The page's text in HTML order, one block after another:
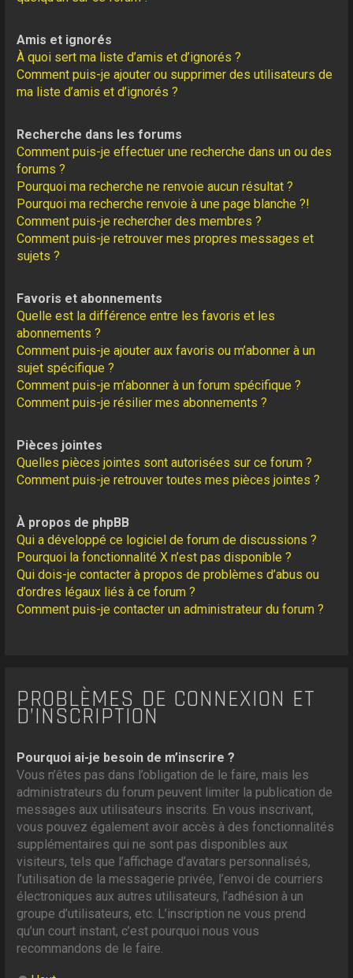
Amis et ignorés
À quoi sert ma liste d’amis et d’ignorés ?
Comment puis-je ajouter ou supprimer des utilisateurs de
ma liste d’amis et d’ignorés ?
Recherche dans les forums
Comment puis-je effectuer une recherche dans un ou des
forums ?
Pourquoi ma recherche ne renvoie aucun résultat ?
Pourquoi ma recherche renvoie à une page blanche ?!
Comment puis-je rechercher des membres ?
Comment puis-je retrouver mes propres messages et
sujets ?
Favoris et abonnements
Quelle est la différence entre les favoris et les
abonnements ?
Comment puis-je ajouter aux favoris ou m’abonner à un
sujet spécifique ?
Comment puis-je m’abonner à un forum spécifique ?
Comment puis-je résilier mes abonnements ?
Pièces jointes
Quelles pièces jointes sont autorisées sur ce forum ?
Comment puis-je retrouver toutes mes pièces jointes ?
À propos de phpBB
Qui a développé ce logiciel de forum de discussions ?
Pourquoi la fonctionnalité X n’est pas disponible ?
Qui dois-je contacter à propos de problèmes d’abus ou
d’ordres légaux liés à ce forum ?
Comment puis-je contacter un administrateur du forum ?
PROBLÈMES DE CONNEXION ET
D’INSCRIPTION
Pourquoi ai-je besoin de m’inscrire ?
Vous n’êtes pas dans l’obligation de le faire, mais les
administrateurs du forum peuvent limiter la publication de
messages aux utilisateurs inscrits. En vous inscrivant,
vous pouvez également avoir accès à des fonctionnalités
supplémentaires qui ne sont pas disponibles aux
visiteurs, tels que l’affichage d’avatars personnalisés,
l’utilisation de la messagerie privée, l’envoi de courriers
électroniques aux autres utilisateurs, l’adhésion à un
groupe d’utilisateurs, etc. L’inscription ne vous prend
qu’un court instant, c’est pourquoi nous vous
recommandons de le faire.